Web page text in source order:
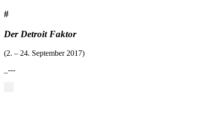
#
Der Detroit Faktor
(2. – 24. September 2017)
_---